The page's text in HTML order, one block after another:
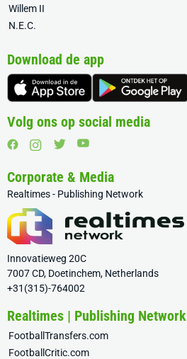
Willem II
N.E.C.
Download de app
Volg ons op social media
Corporate & Media
Realtimes - Publishing Network
Innovatieweg 20C
7007 CD, Doetinchem, Netherlands
+31(315)-764002
Realtimes | Publishing Network
FootballTransfers.com
FootballCritic.com